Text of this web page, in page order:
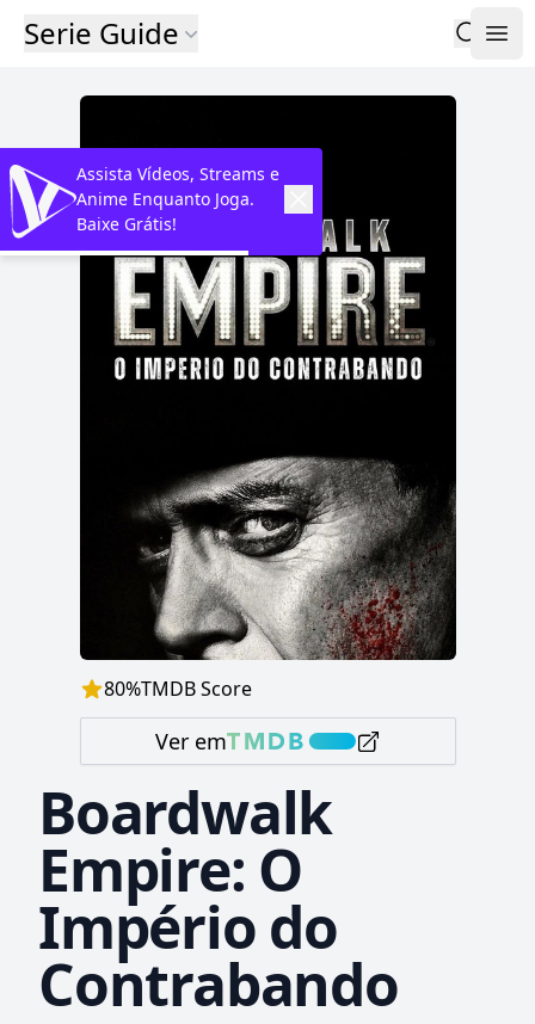
Serie Guide
80%TMDB Score
Ver em
Boardwalk
Empire: O
Império do
Contrabando
Assista Vídeos, Streams e
Anime Enquanto Joga.
Baixe Grátis!